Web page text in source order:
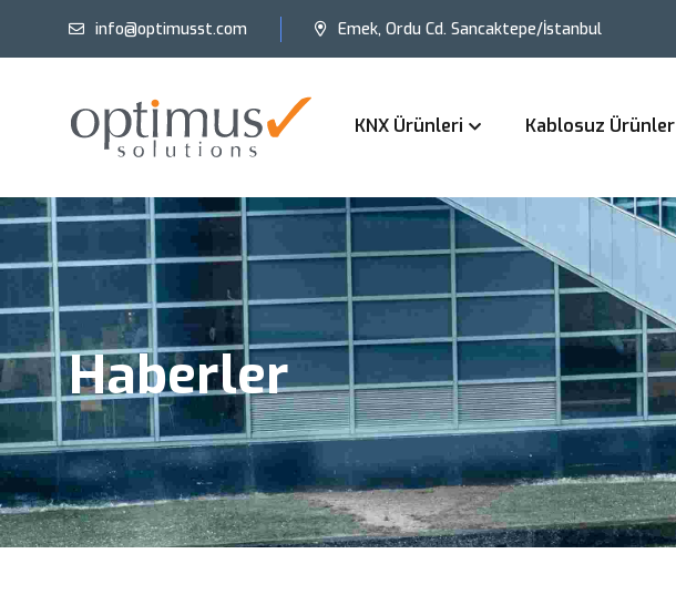
info@optimusst.com Emek, Ordu Cd. Sancaktepe/İstanbul
KNX Ürünleri Kablosuz Ürünler
Haberler